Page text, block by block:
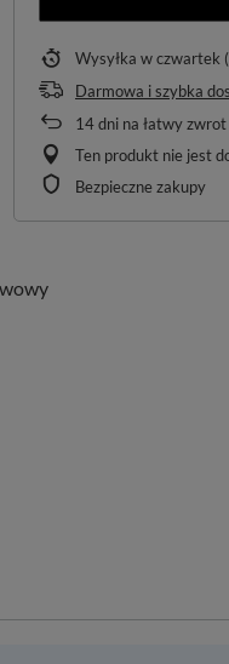
Wysyłka w czwartek
Darmowa i szybka
14dni na łatwy zwrot
Ten produkt nie jest
Bezpieczne zakupy